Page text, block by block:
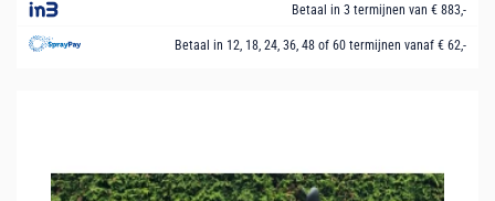
Betaal in 3 termijnen van € 883,-
Betaal in 12, 18, 24, 36, 48 of 60 termijnen vanaf € 62,-